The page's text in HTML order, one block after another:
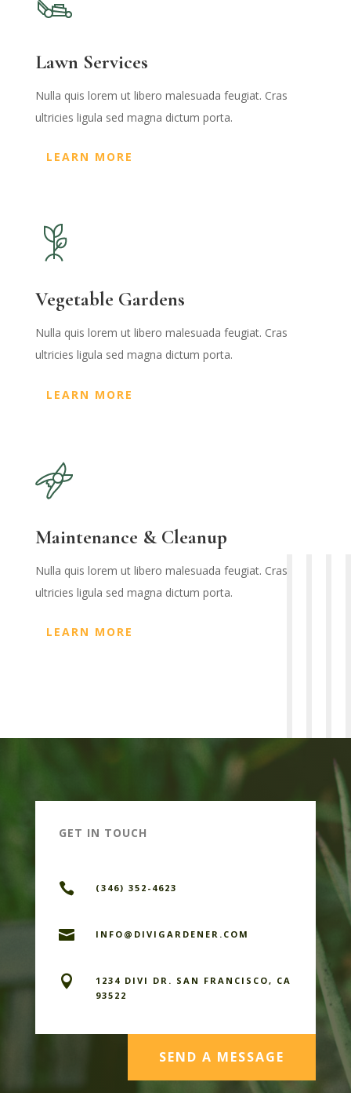
Lawn Services
Nulla quis lorem ut libero malesuada feugiat. Cras
ultricies ligula sed magna dictum porta.
LEARN MORE
Vegetable Gardens
Nulla quis lorem ut libero malesuada feugiat. Cras
ultricies ligula sed magna dictum porta.
LEARN MORE
Maintenance & Cleanup
Nulla quis lorem ut libero malesuada feugiat. Cras
ultricies ligula sed magna dictum porta.
LEARN MORE
GET IN TOUCH
 (346) 352-4623
 INFO@DIVIGARDENER.COM

1234 DIVI DR. SAN FRANCISCO, CA
93522
SEND A MESSAGE